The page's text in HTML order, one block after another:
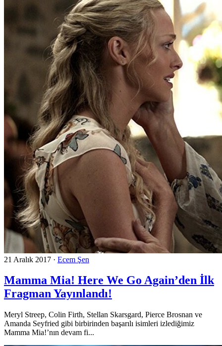
21 Aralık 2017 · Ecem Şen
Mamma Mia! Here We Go Again’den İlk
Fragman Yayınlandı!
Meryl Streep, Colin Firth, Stellan Skarsgard, Pierce Brosnan ve
Amanda Seyfried gibi birbirinden başarılı isimleri izlediğimiz
Mamma Mia!’nın devam fi...